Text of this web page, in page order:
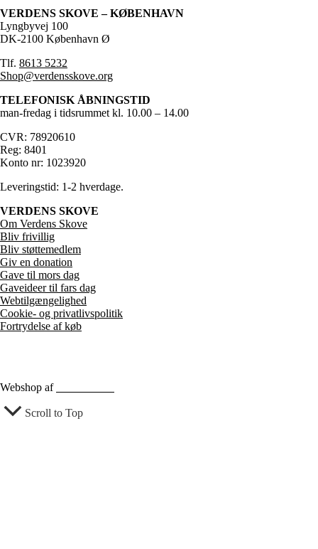
VERDENS SKOVE – KØBENHAVN
Lyngbyvej 100
DK-2100 København Ø
Tlf. 8613 5232
Shop@verdensskove.org
TELEFONISK ÅBNINGSTID
man-fredag i tidsrummet kl. 10.00 – 14.00
CVR: 78920610
Reg: 8401
Konto nr: 1023920
Leveringstid: 1-2 hverdage.
VERDENS SKOVE
Om Verdens Skove
Bliv frivillig
Bliv støttemedlem
Giv en donation
Gave til mors dag
Gaveideer til fars dag
Webtilgængelighed
Cookie- og privatlivspolitik
Fortrydelse af køb
Webshop af
Scroll to Top